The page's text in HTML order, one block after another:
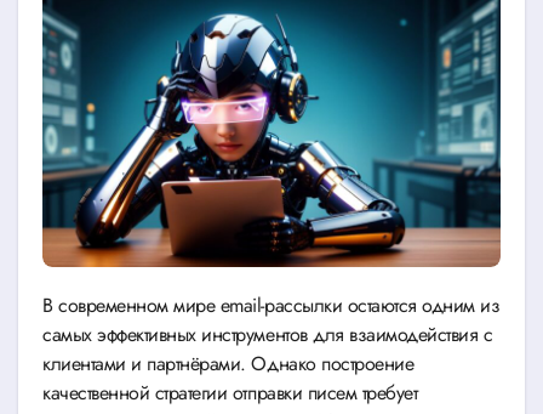
В современном мире email-рассылки остаются одним из
самых эффективных инструментов для взаимодействия с
клиентами и партнёрами. Однако построение
качественной стратегии отправки писем требует